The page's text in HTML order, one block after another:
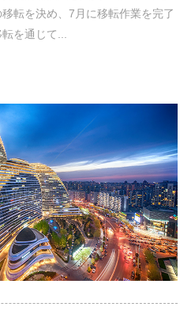
転を決め、7月に移転作業を完了
を通じて...